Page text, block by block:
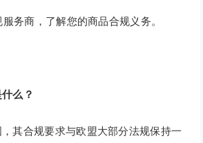
务商，了解您的商品合规义务。
么？
其合规要求与欧盟大部分法规保持一